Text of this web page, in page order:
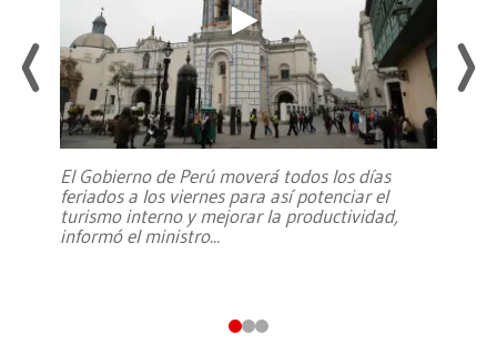
El Gobierno de Perú moverá todos los días
feriados a los viernes para así potenciar el
turismo interno y mejorar la productividad,
informó el ministro...